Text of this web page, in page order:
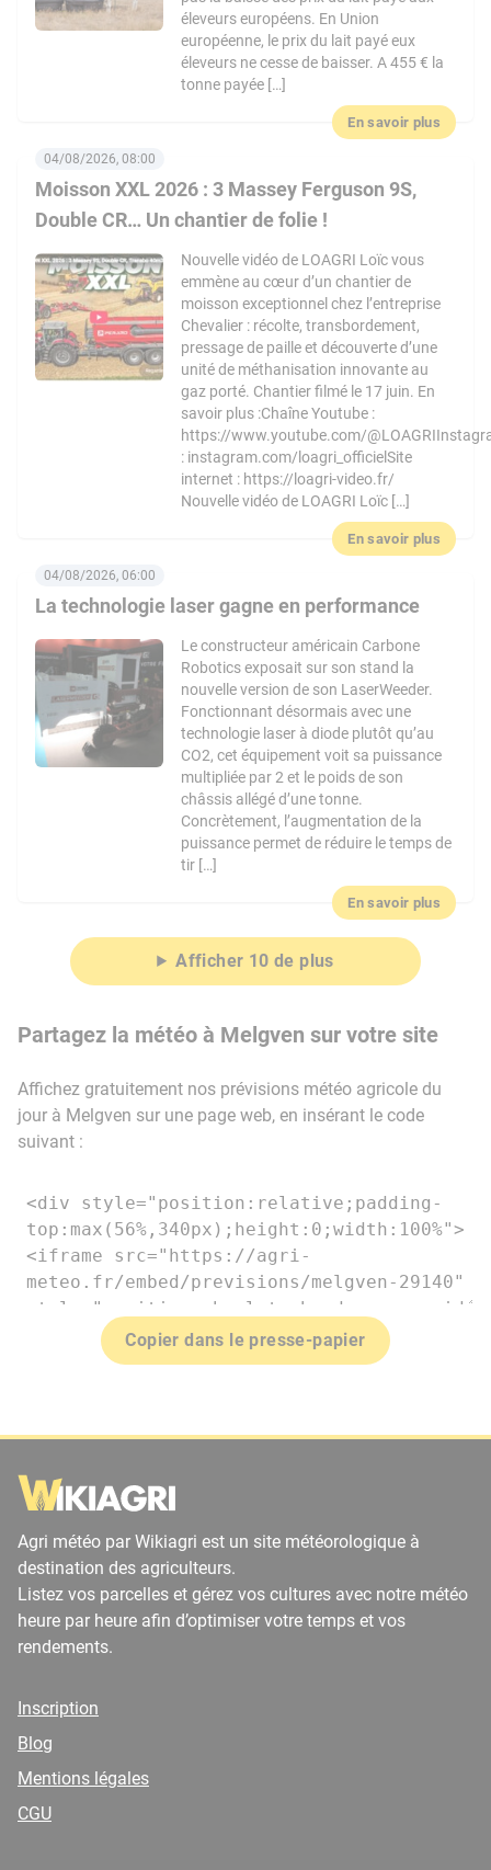
éleveurs européens. En Union
européenne, le prix du lait payé eux
éleveurs ne cesse de baisser. A 455 € la
tonne payée […]
En savoir plus
Moisson XXL 2026 : 3 Massey Ferguson 9S,
Double CR… Un chantier de folie !
04/08/2026, 08:00
Nouvelle vidéo de LOAGRI Loïc vous
emmène au cœur d’un chantier de
moisson exceptionnel chez l’entreprise
Chevalier : récolte, transbordement,
pressage de paille et découverte d’une
unité de méthanisation innovante au
gaz porté. Chantier filmé le 17 juin. En
savoir plus :Chaîne Youtube :
https://www.youtube.com/
: instagram.com/loagri_officielSite
internet : https://loagri-video.fr/
Nouvelle vidéo de LOAGRI Loïc […]
En savoir plus
La technologie laser gagne en performance
04/08/2026, 06:00
Le constructeur américain Carbone
Robotics exposait sur son stand la
nouvelle version de son LaserWeeder.
Fonctionnant désormais avec une
technologie laser à diode plutôt qu’au
CO2, cet équipement voit sa puissance
multipliée par 2 et le poids de son
châssis allégé d’une tonne.
Concrètement, l’augmentation de la
puissance permet de réduire le temps de
tir […]
En savoir plus
Afficher 10 de plus
Partagez la météo à Melgven sur votre site
Affichez gratuitement nos prévisions météo agricole du
jour à Melgven sur une page web, en insérant le code
suivant :
Copier dans le presse-papier
Agri météo par Wikiagri est un site météorologique à
destination des agriculteurs.
Listez vos parcelles et gérez vos cultures avec notre météo
heure par heure afin d’optimiser votre temps et vos
rendements.
Inscription
Blog
Mentions légales
CGU